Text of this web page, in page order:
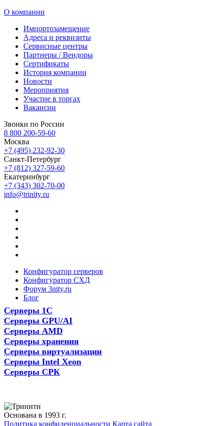
О компании
Импортозамещение
Адреса и реквизиты
Сервисные центры
Партнеры / Вендоры
Сертификаты
История компании
Новости
Мероприятия
Участие в торгах
Вакансии
Звонки по России
8 800 200-59-60
Москва
+7 (495) 232-92-30
Санкт-Петербург
+7 (812) 327-59-60
Екатеринбург
+7 (343) 302-70-00
info@trinity.ru
Конфигуратор серверов
Конфигуратор СХД
Форум 3nity.ru
Блог
Серверы 1С
Серверы GPU/AI
Серверы AMD
Серверы хранения
Серверы виртуализации
Серверы Intel Xeon
Серверы СРК
Основана в 1993 г.
Политика конфиденциальности Карта сайта